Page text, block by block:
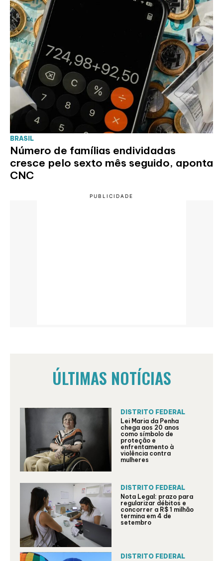
BRASIL
Número de famílias endividadas
cresce pelo sexto mês seguido, aponta
CNC
ÚLTIMAS NOTÍCIAS
DISTRITO FEDERAL
Lei Maria da Penha
chega aos 20 anos
como símbolo de
proteção e
enfrentamento à
violência contra
mulheres
DISTRITO FEDERAL
Nota Legal: prazo para
regularizar débitos e
concorrer a R$ 1 milhão
termina em 4 de
setembro
DISTRITO FEDERAL